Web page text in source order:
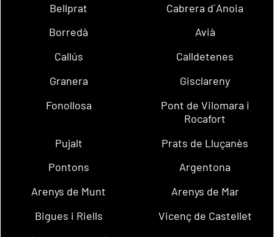
Bellprat
Cabrera d´Anoia
Borredà
Avià
Callús
Calldetenes
Granera
Gisclareny
Fonollosa
Pont de Vilomara i
Rocafort
Pujalt
Prats de Lluçanès
Pontons
Argentona
Arenys de Munt
Arenys de Mar
Bigues i Riells
Vicenç de Castellet